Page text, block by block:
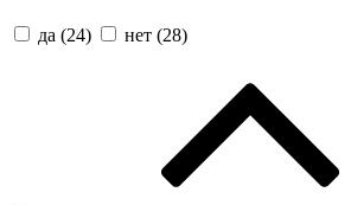
да (24) нет (28)